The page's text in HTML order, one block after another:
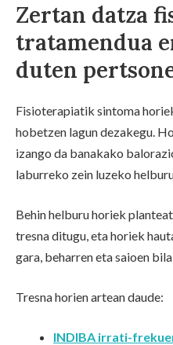
Zertan datza
tratamendua
duten
Fisioterapiatik sintoma
hobetzen lagun dezakegu.
izango da banakako
laburreko zein luzeko
Behin helburu horiek
tresna ditugu, eta horiek
gara, beharren eta saioen
Tresna horien artean daude:
INDIBA irrati-